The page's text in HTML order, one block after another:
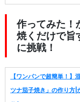
作ってみた！
焼くだけで旨
に挑戦！
【ワンパンで超簡単！】
ツナ茄子焼き」の作り方|